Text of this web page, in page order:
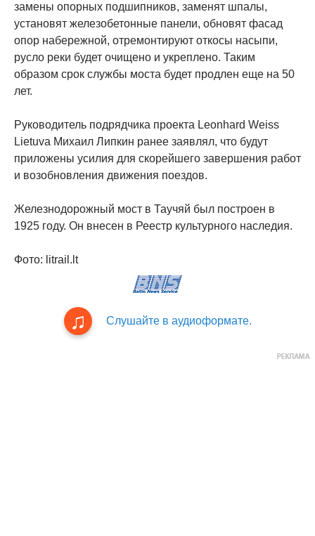
замены опорных подшипников, заменят шпалы,
установят железобетонные панели, обновят фасад
опор набережной, отремонтируют откосы насыпи,
русло реки будет очищено и укреплено. Таким
образом срок службы моста будет продлен еще на 50
лет.
Руководитель подрядчика проекта Leonhard Weiss
Lietuva Михаил Липкин ранее заявлял, что будут
приложены усилия для скорейшего завершения работ
и возобновления движения поездов.
Железнодорожный мост в Таучяй был построен в
1925 году. Он внесен в Реестр культурного наследия.
Фото: litrail.lt
Слушайте в аудиоформате.